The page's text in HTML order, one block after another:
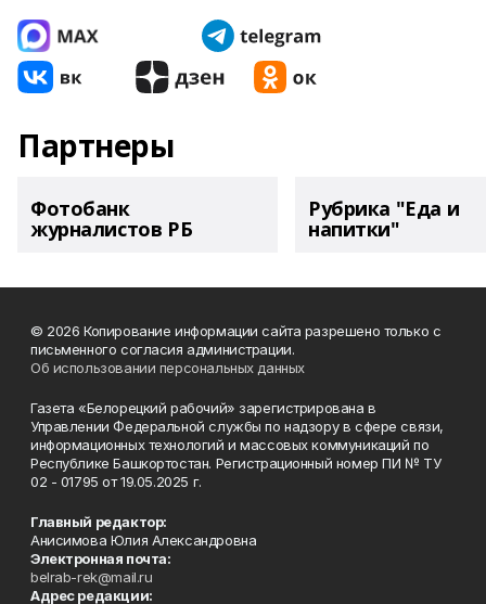
Партнеры
Фотобанк
журналистов РБ
Рубрика "Еда и
напитки"
© 2026 Копирование информации сайта разрешено только с
письменного согласия администрации.
Об использовании персональных данных
Газета «Белорецкий рабочий» зарегистрирована в
Управлении Федеральной службы по надзору в сфере связи,
информационных технологий и массовых коммуникаций по
Республике Башкортостан. Регистрационный номер ПИ № ТУ
02 - 01795 от 19.05.2025 г.
Главный редактор:
Анисимова Юлия Александровна
Электронная почта:
belrab-rek@mail.ru
Адрес редакции: